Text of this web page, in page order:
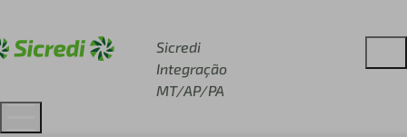
Sicredi
Integração
MT/AP/PA